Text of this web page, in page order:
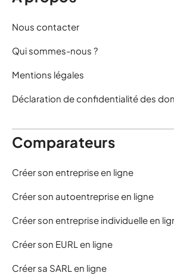
Nous contacter
Qui sommes-nous ?
Mentions légales
Déclaration de confidentialité des
Comparateurs
Créer son entreprise en ligne
Créer son autoentreprise en ligne
Créer son entreprise individuelle en
Créer son EURL en ligne
Créer sa SARL en ligne